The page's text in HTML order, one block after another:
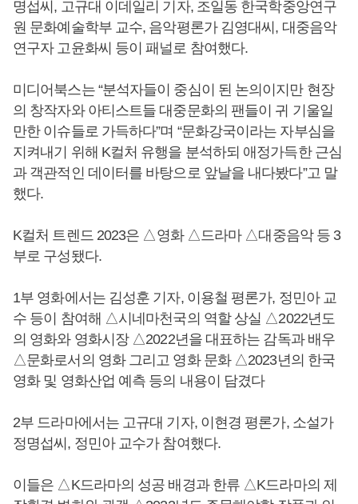
명섭씨, 고규대 이데일리 기자, 조일동 한국학중앙연구
원 문화예술학부 교수, 음악평론가 김영대씨, 대중음악
연구자 고윤화씨 등이 패널로 참여했다.
미디어북스는 “분석자들이 중심이 된 논의이지만 현장
의 창작자와 아티스트들 대중문화의 팬들이 귀 기울일
만한 이슈들로 가득하다”며 “문화강국이라는 자부심을
지켜내기 위해 K컬처 유행을 분석하되 애정가득한 근심
과 객관적인 데이터를 바탕으로 앞날을 내다봤다”고 말
했다.
K컬처 트렌드 2023은 △영화 △드라마 △대중음악 등 3
부로 구성됐다.
1부 영화에서는 김성훈 기자, 이용철 평론가, 정민아 교
수 등이 참여해 △시네마천국의 역할 상실 △2022년도
의 영화와 영화시장 △2022년을 대표하는 감독과 배우
△문화로서의 영화 그리고 영화 문화 △2023년의 한국
영화 및 영화산업 예측 등의 내용이 담겼다
2부 드라마에서는 고규대 기자, 이현경 평론가, 소설가
정명섭씨, 정민아 교수가 참여했다.
이들은 △K드라마의 성공 배경과 한류 △K드라마의 제